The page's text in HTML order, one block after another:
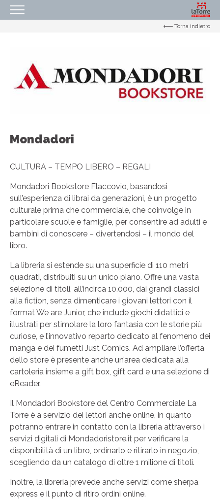
ORARI
COME RAGGIUNGERCI
EVENTI
SERVIZI
IL TUO BUSINESS AL CENTRO
CONTATTI
Torna indietro
Mondadori
CULTURA – TEMPO LIBERO – REGALI
Mondadori Bookstore Flaccovio, basandosi
sull’esperienza di librai da generazioni, è un progetto
culturale prima che commerciale, che coinvolge in
particolare scuole e famiglie, per consentire ad adulti e
bambini di conoscere – divertendosi – il mondo del
libro.
La libreria si estende su una superficie di 110 metri
quadrati, distribuiti su un unico piano. Offre una vasta
selezione di titoli, all’incirca 10.000, dai grandi classici
alla fiction, senza dimenticare i giovani lettori con il
format We are Junior, che include giochi didattici e
illustrati per stimolare la loro fantasia con le storie più
curiose, e l’innovativo reparto dedicato al fenomeno dei
manga e dei fumetti Just Comics. Ad ampliare l’offerta
dello store è presente anche un’area dedicata alla
cartoleria insieme a gift box, gift card e una selezione di
eReader.
Il Mondadori Bookstore del Centro Commerciale La
Torre è a servizio dei lettori anche online, in quanto
potranno entrare in contatto con la libreria attraverso i
servizi digitali di Mondadoristore.it per verificare la
disponibilità di un libro, ordinarlo e ritirarlo in negozio,
scegliendo da un catalogo di oltre 1 milione di titoli.
Inoltre, la libreria prevede anche servizi come sherpa
express e il punto di ritiro ordini online.